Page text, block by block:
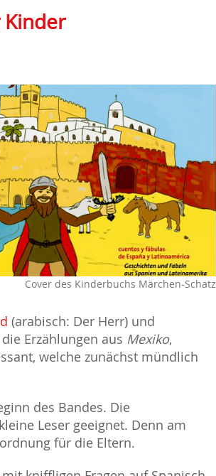
Kinder
Cover des Kinderbuchs Märchen-Schatz
(arabisch: Der Herr) und
Erzählungen aus Mexiko,
welche zunächst mündlich
des Bandes. Die
Leser geeignet. Denn am
für die Eltern.